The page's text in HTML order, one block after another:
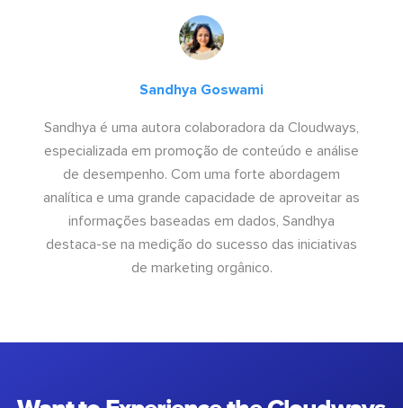
Sandhya Goswami
Sandhya é uma autora colaboradora da Cloudways,
especializada em promoção de conteúdo e análise
de desempenho. Com uma forte abordagem
analítica e uma grande capacidade de aproveitar as
informações baseadas em dados, Sandhya
destaca-se na medição do sucesso das iniciativas
de marketing orgânico.